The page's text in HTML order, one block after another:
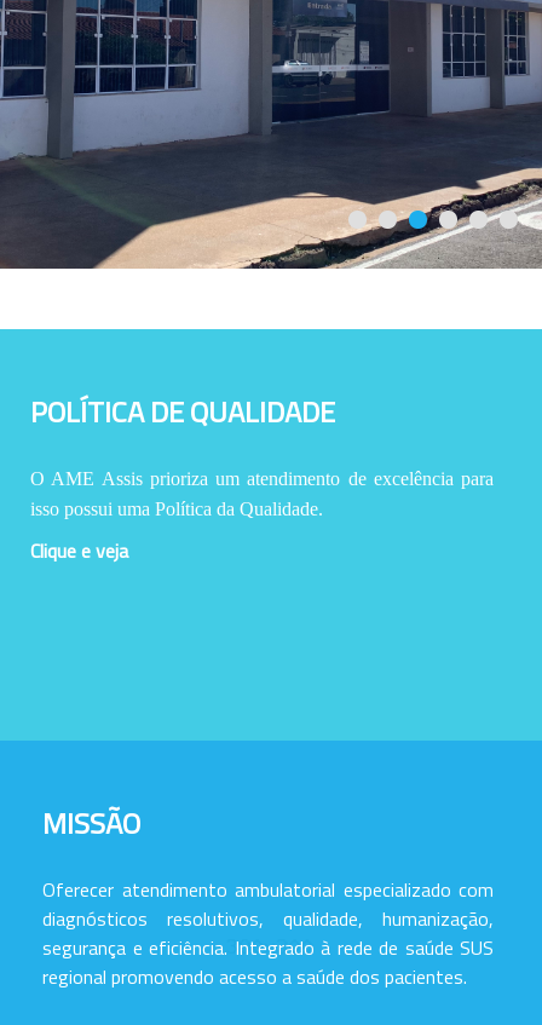
POLÍTICA DE QUALIDADE
O AME Assis prioriza um atendimento de excelência para
isso possui uma Política da Qualidade.
Clique e veja
MISSÃO
Oferecer atendimento ambulatorial especializado com
diagnósticos resolutivos, qualidade, humanização,
segurança e eficiência. Integrado à rede de saúde SUS
regional promovendo acesso a saúde dos pacientes.